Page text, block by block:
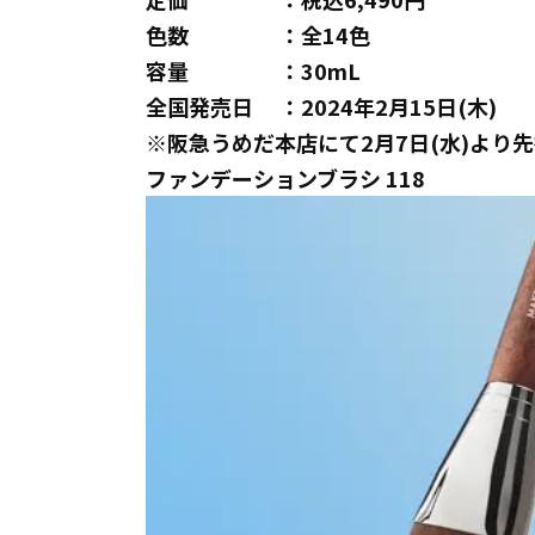
色数 ：全14色
容量 ：30mL
全国発売日 ：2024年2月15日(木)
※阪急うめだ本店にて2月7日(水)より
ファンデーションブラシ 118